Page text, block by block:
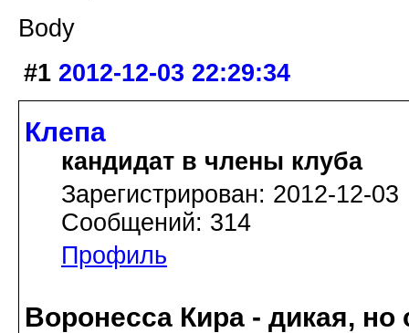
Body
#1 2012-12-03 22:29:34
Клепа
кандидат в члены клуба
Зарегистрирован: 2012-12-03
Сообщений: 314
Профиль
Воронесса Кира - дикая, но